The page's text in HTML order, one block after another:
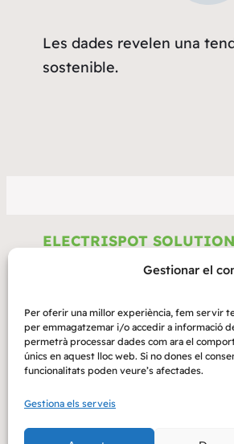
Gestionar el
Per oferir una millor experiència, fem servir
per emmagatzemar i/o accedir a informació
permetrà processar dades com ara el
únics en aquest lloc web. Si no dones el
funcionalitats poden veure’s afectades.
Gestiona els serveis
Les dades revelen una
sostenible.
ELECTRISPOT
Avinguda Mas Pins, 104, nau 12,
info@electrispot.com
+34 644 37 56 22
Empresa acollida al